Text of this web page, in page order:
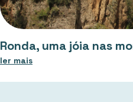
Ronda, uma jóia nas
ler mais